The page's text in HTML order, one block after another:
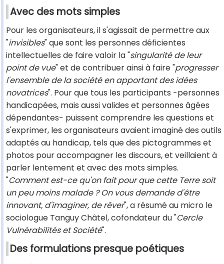
Avec des mots simples
Pour les organisateurs, il s'agissait de permettre aux
"invisibles" que sont les personnes déficientes
intellectuelles de faire valoir la "singularité de leur
point de vue" et de contribuer ainsi à faire "progresser
l'ensemble de la société en apportant des idées
novatrices". Pour que tous les participants -personnes
handicapées, mais aussi valides et personnes âgées
dépendantes- puissent comprendre les questions et
s'exprimer, les organisateurs avaient imaginé des outils
adaptés au handicap, tels que des pictogrammes et
photos pour accompagner les discours, et veillaient à
parler lentement et avec des mots simples.
"Comment est-ce qu'on fait pour que cette Terre soit
un peu moins malade ? On vous demande d'être
innovant, d'imaginer, de rêver", a résumé au micro le
sociologue Tanguy Châtel, cofondateur du "Cercle
Vulnérabilités et Société".
Des formulations presque poétiques